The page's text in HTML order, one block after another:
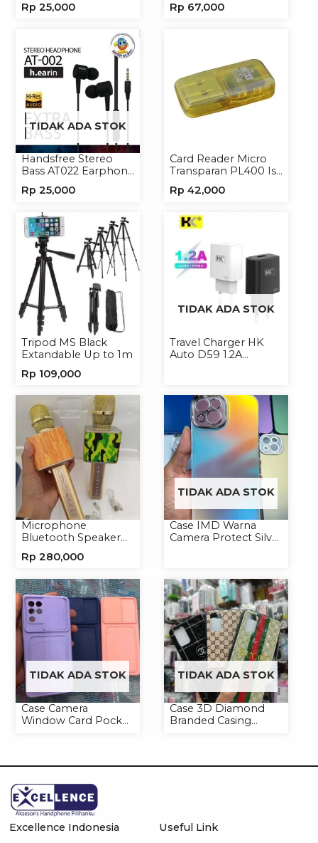
Headphone
Rp 25,000
Handphone
Rp 67,000
TIDAK ADA STOK
Handsfree Stereo
Bass AT022 Earphone
Rp 25,000
Card Reader Micro
Transparan PL400 Isi
Rp 42,000
Tripod MS Black
Extandable Up to 1m
Rp 109,000
TIDAK ADA STOK
Travel Charger HK
Auto D59 1.2A
Microphone
Bluetooth Speaker
Mikrofon Wireless
Rp 280,000
TIDAK ADA STOK
Case IMD Warna
Camera Protect Silver
TIDAK ADA STOK
Case Camera
Window Card Pocket
TIDAK ADA STOK
Case 3D Diamond
Branded Casing
Excellence Indonesia Useful Link